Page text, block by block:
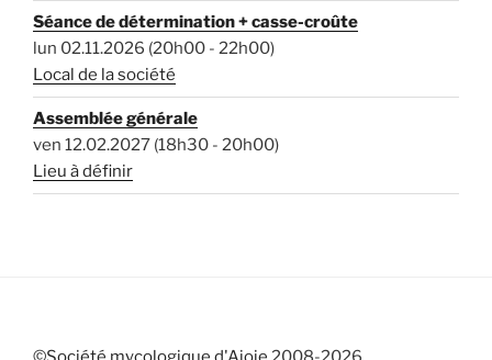
Séance de détermination + casse-croûte
lun 02.11.2026 (20h00 - 22h00)
Local de la société
Assemblée générale
ven 12.02.2027 (18h30 - 20h00)
Lieu à définir